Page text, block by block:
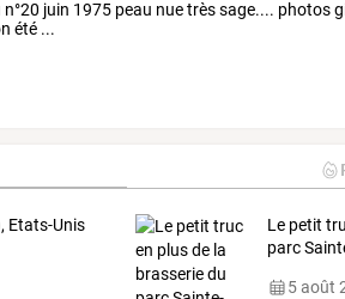
n°20 juin 1975 peau nue très sage.... photos
été ...
Etats-Unis
Le petit
parc
5 août